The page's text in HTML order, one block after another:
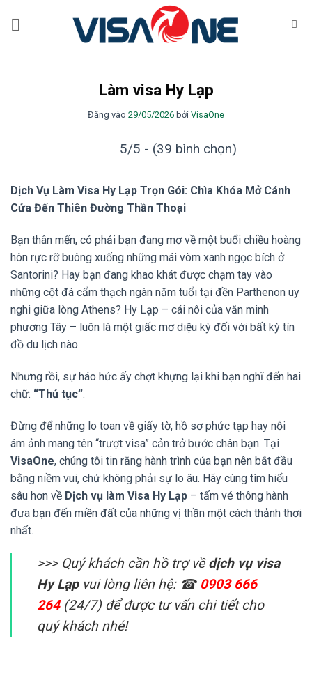
Làm visa Hy Lạp
Đăng vào 29/05/2026 bởi VisaOne
5/5 - (39 bình chọn)
Dịch Vụ Làm Visa Hy Lạp Trọn Gói: Chìa Khóa Mở Cánh
Cửa Đến Thiên Đường Thần Thoại
Bạn thân mến, có phải bạn đang mơ về một buổi chiều hoàng
hôn rực rỡ buông xuống những mái vòm xanh ngọc bích ở
Santorini? Hay bạn đang khao khát được chạm tay vào
những cột đá cẩm thạch ngàn năm tuổi tại đền Parthenon uy
nghi giữa lòng Athens? Hy Lạp – cái nôi của văn minh
phương Tây – luôn là một giấc mơ diệu kỳ đối với bất kỳ tín
đồ du lịch nào.
Nhưng rồi, sự háo hức ấy chợt khựng lại khi bạn nghĩ đến hai
chữ: “Thủ tục”.
Đừng để những lo toan về giấy tờ, hồ sơ phức tạp hay nỗi
ám ảnh mang tên “trượt visa” cản trở bước chân bạn. Tại
VisaOne, chúng tôi tin rằng hành trình của bạn nên bắt đầu
bằng niềm vui, chứ không phải sự lo âu. Hãy cùng tìm hiểu
sâu hơn về Dịch vụ làm Visa Hy Lạp – tấm vé thông hành
đưa bạn đến miền đất của những vị thần một cách thảnh thơi
nhất.
>>> Quý khách cần hồ trợ vềdịch vụ visa
Hy Lạpvui lòng liên hệ: ☎ 0903 666
264(24/7) để được tư vấn chi tiết cho
quý khách nhé!